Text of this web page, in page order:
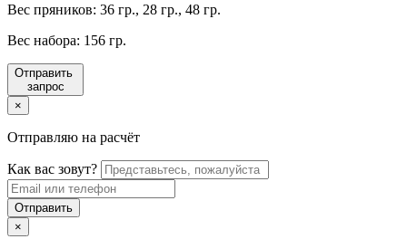
Вес пряников: 36 гр., 28 гр., 48 гр.
Вес набора: 156 гр.
Отправить
запрос
×
Отправляю на расчёт
Как вас зовут?
×